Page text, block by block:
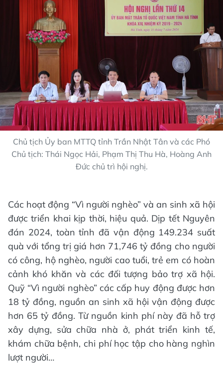
Chủ tịch Ủy ban MTTQ tỉnh Trần Nhật Tân và các Phó
Chủ tịch: Thái Ngọc Hải, Phạm Thị Thu Hà, Hoàng Anh
Đức chủ trì hội nghị.
Các hoạt động “Vì người nghèo” và an sinh xã hội
được triển khai kịp thời, hiệu quả. Dịp tết Nguyên
đán 2024, toàn tỉnh đã vận động 149.234 suất
quà với tổng trị giá hơn 71,746 tỷ đồng cho người
có công, hộ nghèo, người cao tuổi, trẻ em có hoàn
cảnh khó khăn và các đối tượng bảo trợ xã hội.
Quỹ “Vì người nghèo” các cấp huy động được hơn
18 tỷ đồng, nguồn an sinh xã hội vận động được
hơn 65 tỷ đồng. Từ nguồn kinh phí này đã hỗ trợ
xây dựng, sửa chữa nhà ở, phát triển kinh tế,
khám chữa bệnh, chi phí học tập cho hàng nghìn
lượt người…